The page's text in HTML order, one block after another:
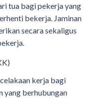
tua bagi pekerja yang
bekerja. Jaminan
secara sekaligus
kerja bagi
yang berhubungan